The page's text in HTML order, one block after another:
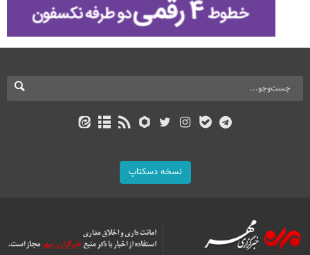
نسخه دسکتاپ